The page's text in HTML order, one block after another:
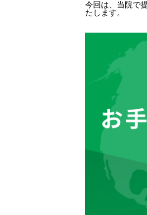
今回は、当院で
たします。